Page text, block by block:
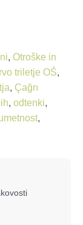
, Otroške in
triletje OŠ,
, Çağrı
, odtenki,
,